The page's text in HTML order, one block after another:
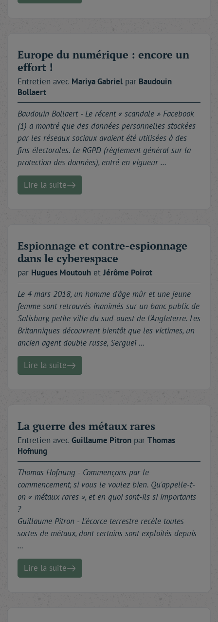
Europe du numérique : encore un
effort !
Entretien avec MariyaGabriel par Baudouin
Bollaert
Baudouin Bollaert - Le récent « scandale » Facebook
(1) a montré que des données personnelles stockées
par les réseaux sociaux avaient été utilisées à des
fins électorales. Le RGPD (règlement général sur la
protection des données), entré en vigueur …
Lire la suite
Espionnage et contre-espionnage
dans le cyberespace
par Hugues Moutouh etJérôme Poirot
Le 4 mars 2018, un homme d'âge mûr et une jeune
femme sont retrouvés inanimés sur un banc public de
Salisbury, petite ville du sud-ouest de l'Angleterre. Les
Britanniques découvrent bientôt que les victimes, un
ancien agent double russe, Sergueï …
Lire la suite
La guerre des métaux rares
Entretien avec Guillaume Pitron par Thomas
Hofnung
Thomas Hofnung - Commençons par le
commencement, si vous le voulez bien. Qu'appelle-t-
on « métaux rares », et en quoi sont-ils si importants
?
Guillaume Pitron - L'écorce terrestre recèle toutes
sortes de métaux, dont certains sont exploités depuis
…
Lire la suite